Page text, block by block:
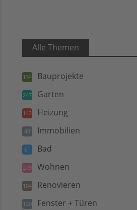
Alle Themen
134 Bauprojekte
247 Garten
142 Heizung
48 Immobilien
61 Bad
279 Wohnen
104 Renovieren
120 Fenster + Türen